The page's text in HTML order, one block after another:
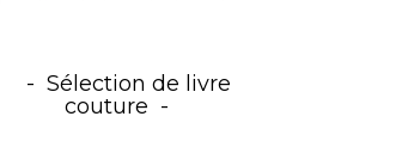
Sélection de livre
couture